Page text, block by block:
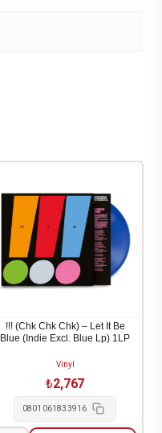
!!! (Chk Chk Chk) – Let It Be
Blue (Indie Excl. Blue Lp) 1LP
Vinyl
₺2,767
0801061833916